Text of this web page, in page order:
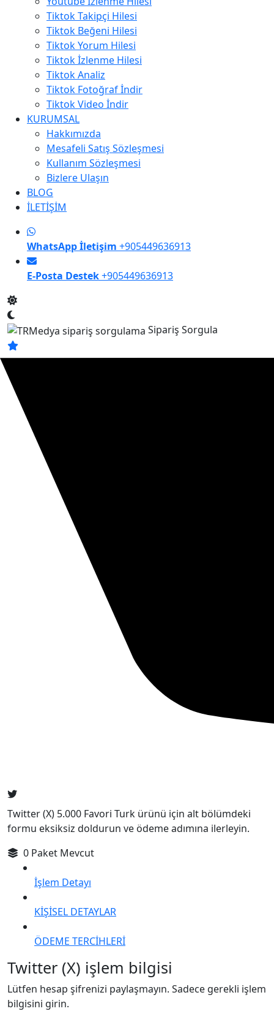
Tiktok Takipçi Hilesi
Tiktok Beğeni Hilesi
Tiktok Yorum Hilesi
Tiktok İzlenme Hilesi
Tiktok Analiz
Tiktok Fotoğraf İndir
Tiktok Video İndir
KURUMSAL
Hakkımızda
Mesafeli Satış Sözleşmesi
Kullanım Sözleşmesi
Bizlere Ulaşın
BLOG
İLETİŞİM
WhatsApp İletişim +905449636913
E-Posta Destek+905449636913
Sipariş Sorgula
Twitter (X) 5.000 Favori Turk ürünü için alt bölümdeki
formu eksiksiz doldurun ve ödeme adımına ilerleyin.
0 Paket Mevcut
İşlem Detayı
KİŞİSEL DETAYLAR
ÖDEME TERCİHLERİ
Twitter (X) işlem bilgisi
Lütfen hesap şifrenizi paylaşmayın. Sadece gerekli işlem
bilgisini girin.